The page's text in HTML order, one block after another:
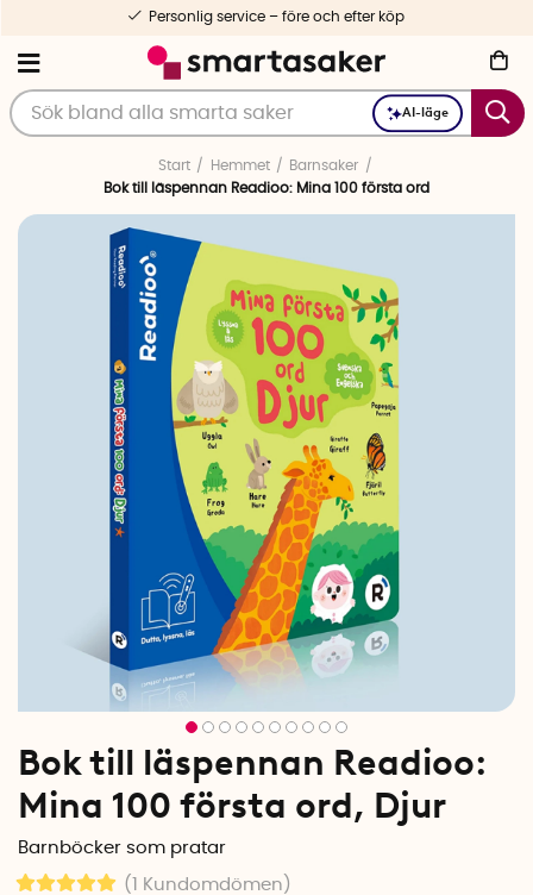
AI-läge
Personlig service – före och efter köp
Start Hemmet
Barnsaker
Bok till läspennan Readioo: Mina 100 första ord
Bok till läspennan Readioo:
Mina 100 första ord, Djur
Barnböcker som pratar
(1 Kundomdömen )